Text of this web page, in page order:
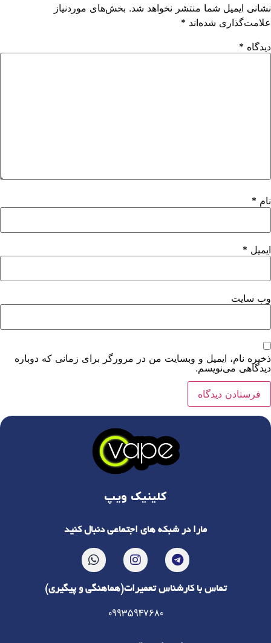
نشانی ایمیل شما منتشر نخواهد شد. بخش‌های موردنیاز
علامت‌گذاری شده‌اند *
دیدگاه *
نام *
ایمیل *
وب‌ سایت
ذخیره نام، ایمیل و وبسایت من در مرورگر برای زمانی که دوباره
دیدگاهی می‌نویسم.
کلینیک ویپ
مارا در شبکه های اجتماعی دنبال کنید
تماس با کارشناس تعمیرات(هماهنگی و پیگیری)
09935947680